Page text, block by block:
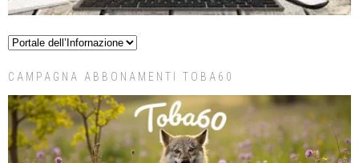
CAMPAGNA ABBONAMENTI TOBA60